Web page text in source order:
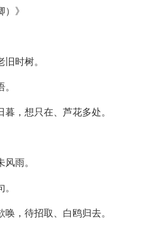
》
时树。
，想只在、芦花多处。
雨。
，待招取、白鸥归去。